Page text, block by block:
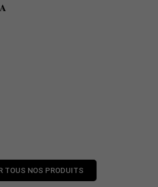
TOUS NOS PRODUITS